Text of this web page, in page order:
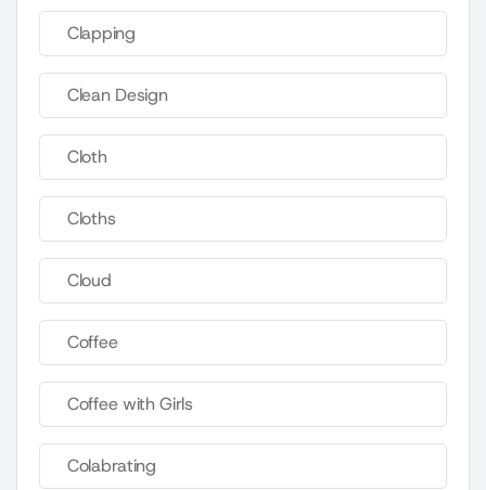
Clapping
Clean Design
Cloth
Cloths
Cloud
Coffee
Coffee with Girls
Colabrating